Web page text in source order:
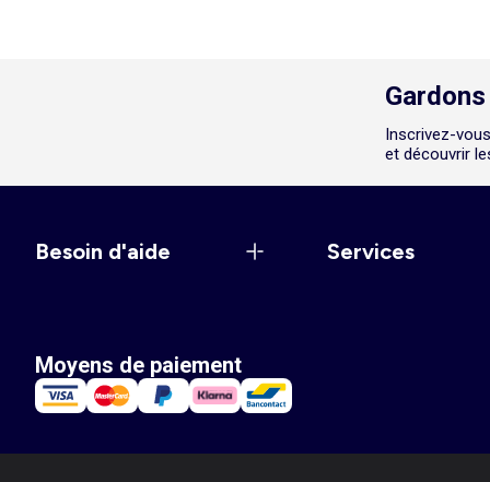
Inscrivez-
et découvrir
Besoin d'aide Services
Moyens de paiement